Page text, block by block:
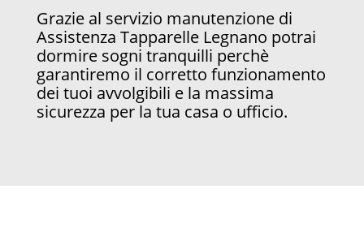
Grazie al servizio manutenzione di
Assistenza Tapparelle Legnano potrai
dormire sogni tranquilli perchè
garantiremo il corretto funzionamento
dei tuoi avvolgibili e la massima
sicurezza per la tua casa o ufficio.